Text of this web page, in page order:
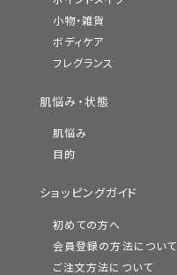
小物・雑貨
ボディケア
フレグランス
肌悩み・状態
肌悩み
目的
ショッピングガイド
初めての方へ
会員登録の方法について
ご注文方法について